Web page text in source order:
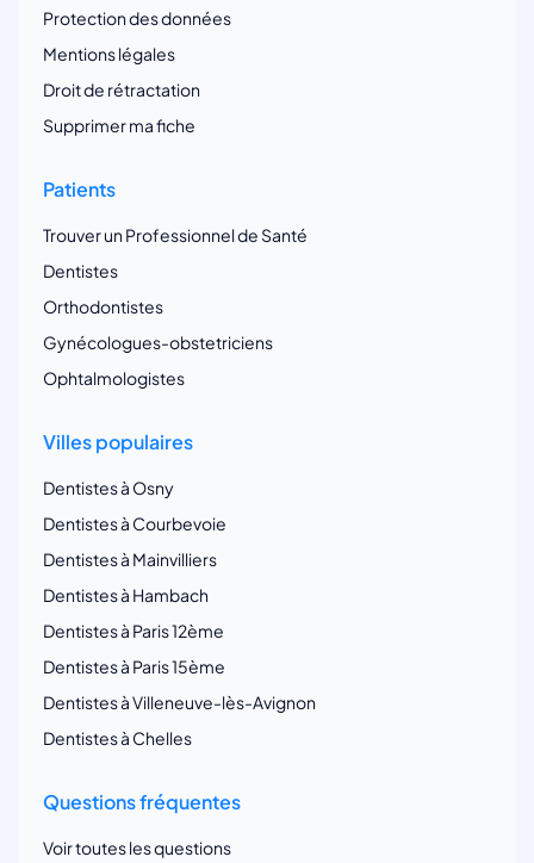
Protection des données
Mentions légales
Droit de rétractation
Supprimer ma fiche
Patients
Trouver un Professionnel de Santé
Dentistes
Orthodontistes
Gynécologues-obstetriciens
Ophtalmologistes
Villes populaires
Dentistes à Osny
Dentistes à Courbevoie
Dentistes à Mainvilliers
Dentistes à Hambach
Dentistes à Paris 12ème
Dentistes à Paris 15ème
Dentistes à Villeneuve-lès-Avignon
Dentistes à Chelles
Questions fréquentes
Voir toutes les questions